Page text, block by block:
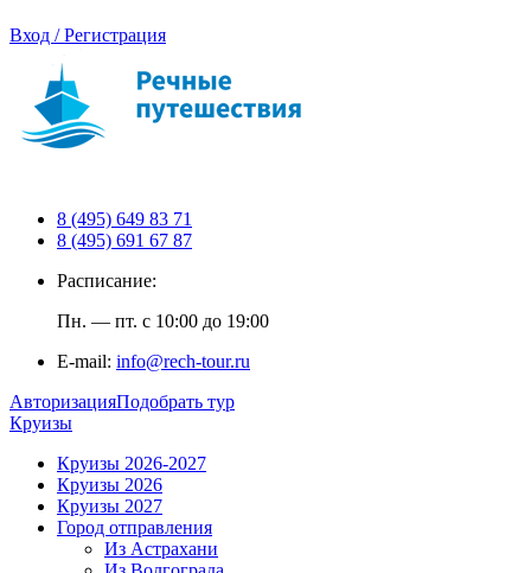
Вход / Регистрация
8 (495) 649 83 71
8 (495) 691 67 87
Расписание:
Пн. — пт. с 10:00 до 19:00
E-mail: info@rech-tour.ru
АвторизацияПодобрать тур
Круизы
Круизы 2026-2027
Круизы 2026
Круизы 2027
Город отправления
Из Астрахани